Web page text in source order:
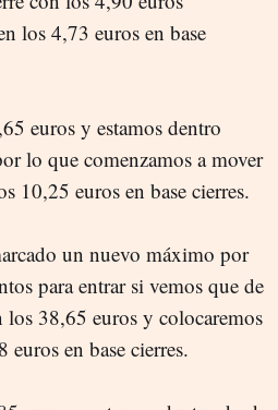
los 4,73 euros en base
euros y estamos dentro
lo que comenzamos a mover
10,25 euros en base cierres.
un nuevo máximo por
para entrar si vemos que de
los 38,65 euros y colocaremos
en base cierres.